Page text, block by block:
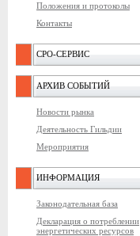
Положения и протоколы
Контакты
СРО-СЕРВИС
АРХИВ СОБЫТИЙ
Новости рынка
Деятельность Гильдии
Мероприятия
ИНФОРМАЦИЯ
Законодательная база
Декларация о потреблении
энергетических ресурсов